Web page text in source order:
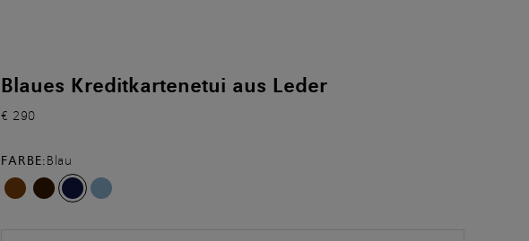
Blaues Kreditkartenetui aus Leder
€ 290
FARBE:Blau